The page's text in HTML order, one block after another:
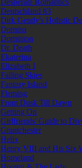
Desperate Romantics
Deutschland 83
Dirk Gently's Holistic
Domina
Dominion
Dr. Death
Ekaterina
Elizabeth I
Falling Skies
Fantasy Island
Fleming
From Dusk Till Dawn
Getting On
Girlfriends' Guide to
Grantchester
Helix
Henry VIII and His Six
Homeland